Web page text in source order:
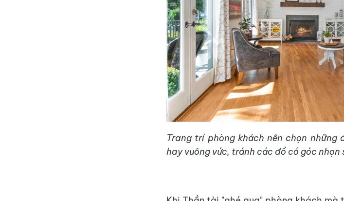
Trang trí phòng khách nên chọn
hay vuông vức, tránh các đồ có góc nhọn